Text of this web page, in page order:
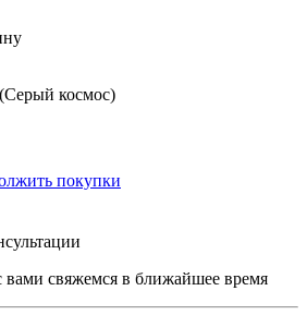
космос)
покупки
вами свяжемся в ближайшее время